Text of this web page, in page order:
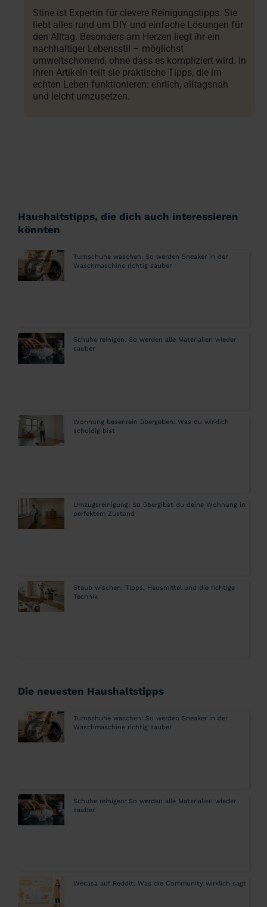
Stine ist Expertin für clevere Reinigungstipps. Sie
liebt alles rund um DIY und einfache Lösungen für
den Alltag. Besonders am Herzen liegt ihr ein
nachhaltiger Lebensstil – möglichst
umweltschonend, ohne dass es kompliziert wird. In
ihren Artikeln teilt sie praktische Tipps, die im
echten Leben funktionieren: ehrlich, alltagsnah
und leicht umzusetzen.
Haushaltstipps, die dich auch interessieren
könnten
Turnschuhe waschen: So werden Sneaker in der
Waschmaschine richtig sauber
Schuhe reinigen: So werden alle Materialien wieder
sauber
Wohnung besenrein übergeben: Was du wirklich
schuldig bist
Umzugsreinigung: So übergibst du deine Wohnung in
perfektem Zustand
Staub wischen: Tipps, Hausmittel und die richtige
Technik
Die neuesten Haushaltstipps
Turnschuhe waschen: So werden Sneaker in der
Waschmaschine richtig sauber
Schuhe reinigen: So werden alle Materialien wieder
sauber
Wecasa auf Reddit: Was die Community wirklich sagt